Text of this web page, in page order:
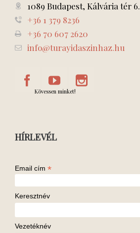
1089 Budapest, Kálvária tér 6.
+36 1 379 8236
+36 70 607 2620
info@turayidaszinhaz.hu
Kövessen minket!
HÍRLEVÉL
Email cím *
Keresztnév
Vezetéknév